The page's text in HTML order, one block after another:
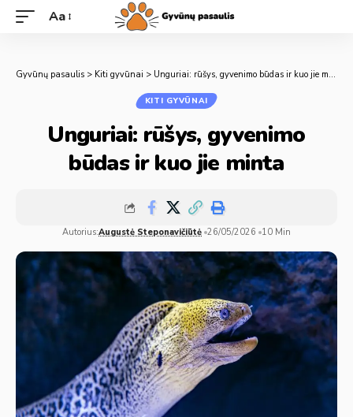
Aa
Gyvūnų pasaulis > Kiti gyvūnai > Unguriai: rūšys, gyvenimo būdas ir kuo jie minta
KITI GYVŪNAI
Unguriai: rūšys, gyvenimo
būdas ir kuo jie minta
Autorius:Augustė Steponavičiūtė 26/05/2026 10 Min